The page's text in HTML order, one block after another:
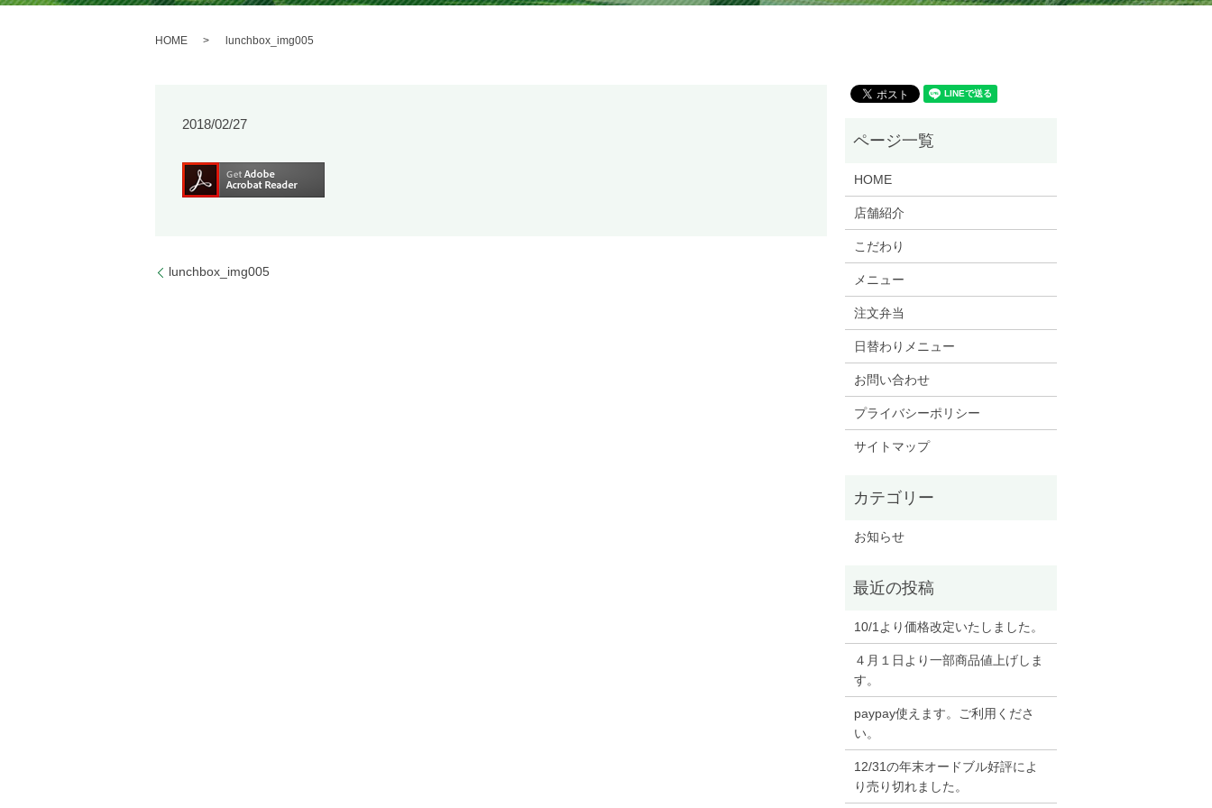
HOME lunchbox_img005
2018/02/27
lunchbox_img005
HOME
店舗紹介
こだわり
メニュー
注文弁当
日替わりメニュー
お問い合わせ
プライバシーポリシー
サイトマップ
お知らせ
10/1より価格改定いたしました。
４月１日より一部商品値上げしま
す。
paypay使えます。ご利用くださ
い。
12/31の年末オードブル好評によ
り売り切れました。